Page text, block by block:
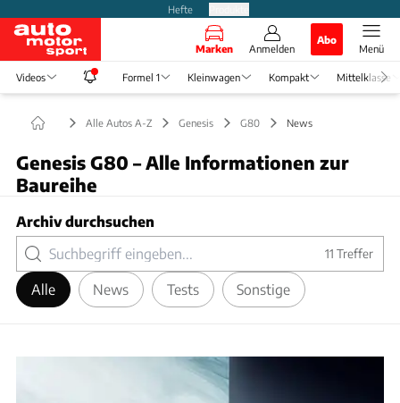
Hefte
Marken Anmelden
Abo
Menü
Videos Formel 1 Kleinwagen Kompakt Mittelklasse
Alle Autos A-Z Genesis G80 News
Genesis G80 – Alle Informationen zur
Baureihe
Archiv durchsuchen
11 Treffer
Alle News Tests Sonstige